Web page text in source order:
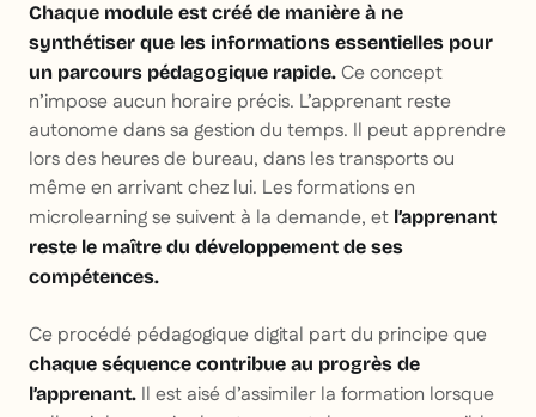
Chaque module est créé de manière à ne
synthétiser que les informations essentielles pour
un parcours pédagogique rapide. Ce concept
n’impose aucun horaire précis. L’apprenant reste
autonome dans sa gestion du temps. Il peut apprendre
lors des heures de bureau, dans les transports ou
même en arrivant chez lui. Les formations en
microlearning se suivent à la demande, et l’apprenant
reste le maître du développement de ses
compétences.
Ce procédé pédagogique digital part du principe que
chaque séquence contribue au progrès de
l’apprenant. Il est aisé d’assimiler la formation lorsque